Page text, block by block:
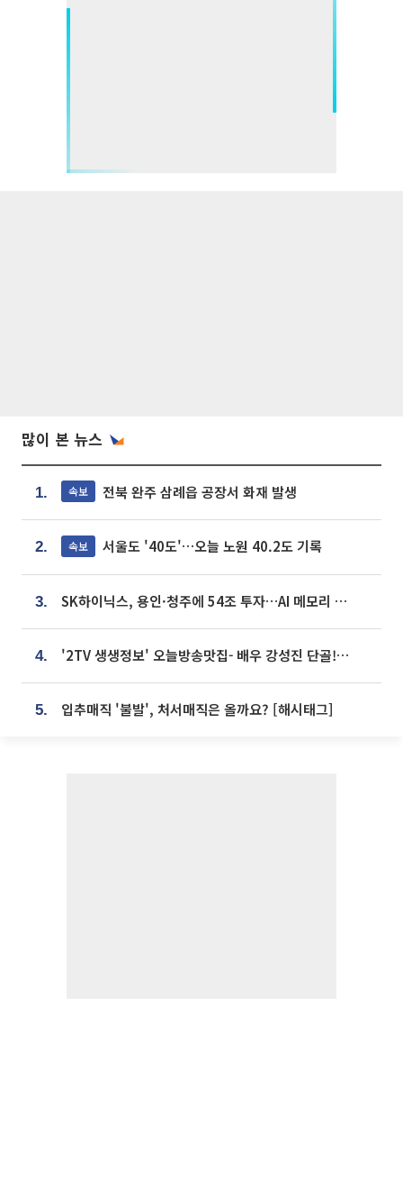
많이 본 뉴스
1. 속보 전북 완주 삼례읍 공장서 화재 발생
2. 속보 서울도 '40도'…오늘 노원 40.2도 기록
3. SK하이닉스, 용인·청주에 54조 투자…AI 메모리 생산기지 키운다
4. '2TV 생생정보' 오늘방송맛집- 배우 강성진 단골! 쌀국수ㆍ푸팟퐁 커리 맛집 '블○○○'
5. 입추매직 '불발', 처서매직은 올까요? [해시태그]